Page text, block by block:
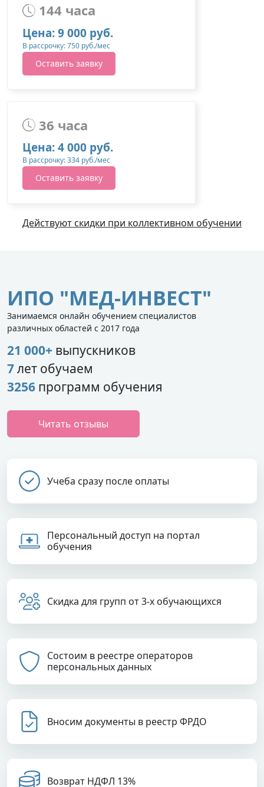
144 часа
Цена: 9 000 руб.
В рассрочку: 750 руб./мес
Оставить заявку
36 часа
Цена: 4 000 руб.
В рассрочку: 334 руб./мес
Оставить заявку
Действуют скидки при коллективном обучении
ИПО "МЕД-ИНВЕСТ"
Занимаемся онлайн обучением специалистов
различных областей с 2017 года
21 000+ выпускников
7лет обучаем
3256 программ обучения
Читать отзывы
Учеба сразу после оплаты
Персональный доступ на портал
обучения
Скидка для групп от 3-х обучающихся
Состоим в реестре операторов
персональных данных
Вносим документы в реестр ФРДО
Возврат НДФЛ 13%